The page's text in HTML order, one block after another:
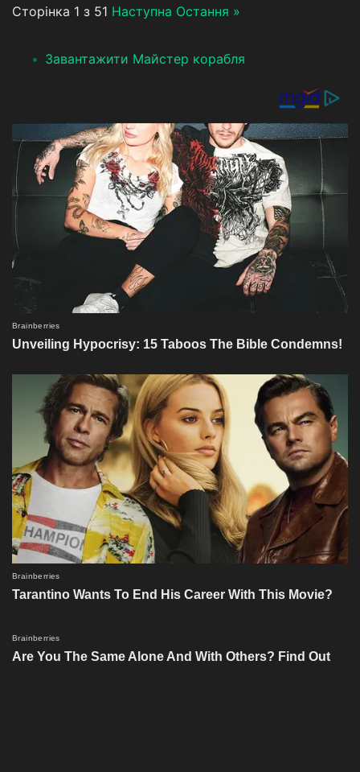
Сторінка 1 з 51 Наступна Остання »
Завантажити Майстер корабля